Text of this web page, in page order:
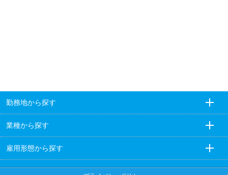
勤務地から探す
業種から探す
雇用形態から探す